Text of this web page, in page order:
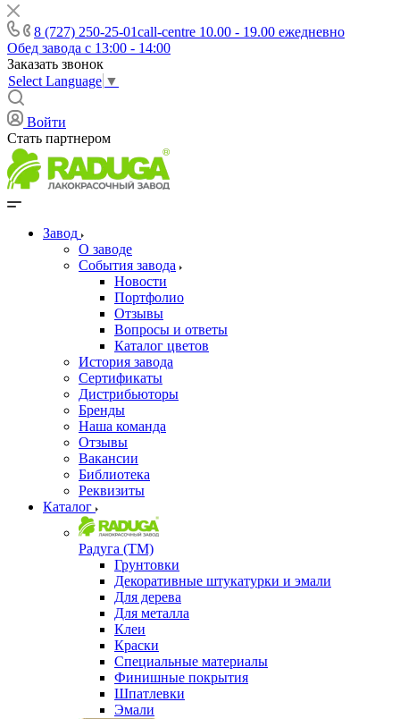
8 (727) 250-25-01call-centre 10.00 - 19.00 ежедневно
Обед завода с 13:00 - 14:00
Заказать звонок
Select Language ▼
Войти
Стать партнером
Завод
О заводе
События завода
Новости
Портфолио
Отзывы
Вопросы и ответы
Каталог цветов
История завода
Сертификаты
Дистрибьюторы
Бренды
Наша команда
Отзывы
Вакансии
Библиотека
Реквизиты
Каталог
Радуга (ТМ)
Грунтовки
Декоративные штукатурки и эмали
Для дерева
Для металла
Клеи
Краски
Специальные материалы
Финишные покрытия
Шпатлевки
Эмали